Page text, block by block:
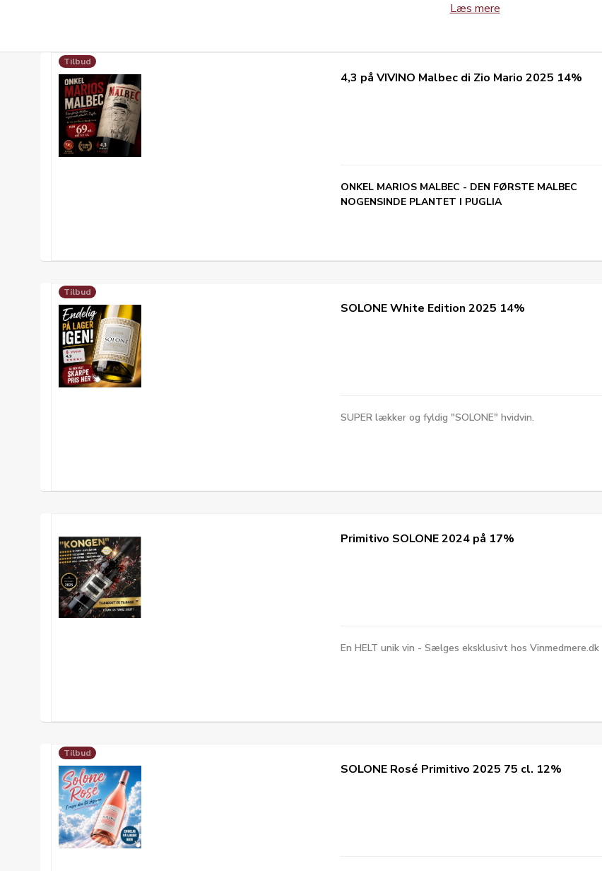
Læs mere
Tilbud
4,3 på VIVINO Malbec di Zio Mario 2025 14%
ONKEL MARIOS MALBEC - DEN FØRSTE MALBEC
NOGENSINDE PLANTET I PUGLIA
Tilbud
SOLONE White Edition 2025 14%
SUPER lækker og fyldig "SOLONE" hvidvin.
Primitivo SOLONE 2024 på 17%
En HELT unik vin - Sælges eksklusivt hos Vinmedmere.dk
Tilbud
SOLONE Rosé Primitivo 2025 75 cl. 12%